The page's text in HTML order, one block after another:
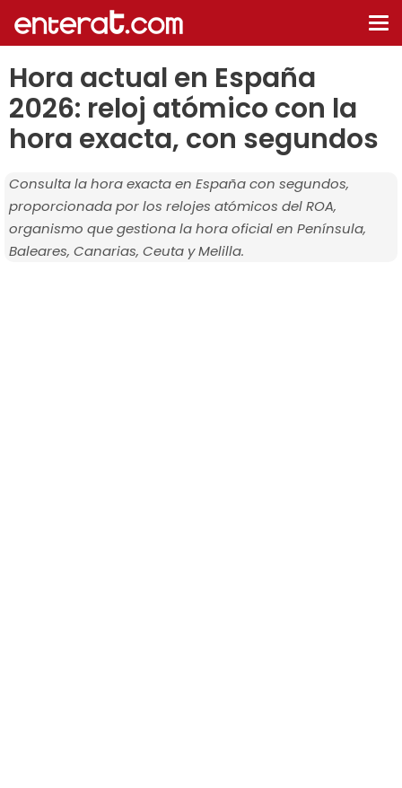
Hora actual en España
2026: reloj atómico con la
hora exacta, con segundos
Consulta la hora exacta en España con segundos,
proporcionada por los relojes atómicos del ROA,
organismo que gestiona la hora oficial en Península,
Baleares, Canarias, Ceuta y Melilla.